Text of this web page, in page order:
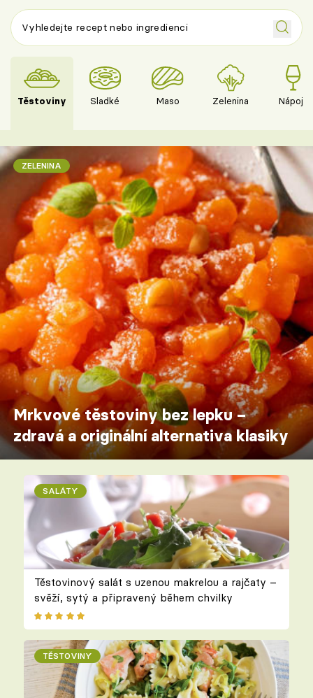
Těstoviny Sladké Maso Zelenina Nápoje
ZELENINA
Mrkvové těstoviny bez lepku –
zdravá a originální alternativa klasiky
SALÁTY
Těstovinový salát s uzenou makrelou a rajčaty –
svěží, sytý a připravený během chvilky
TĚSTOVINY